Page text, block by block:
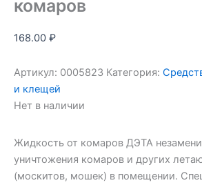
комаров
168.00 ₽
Артикул: 0005823 Категория:
и клещей
Нет в наличии
Жидкость от комаров ДЭТА
уничтожения комаров и других
(москитов, мошек) в помещении.